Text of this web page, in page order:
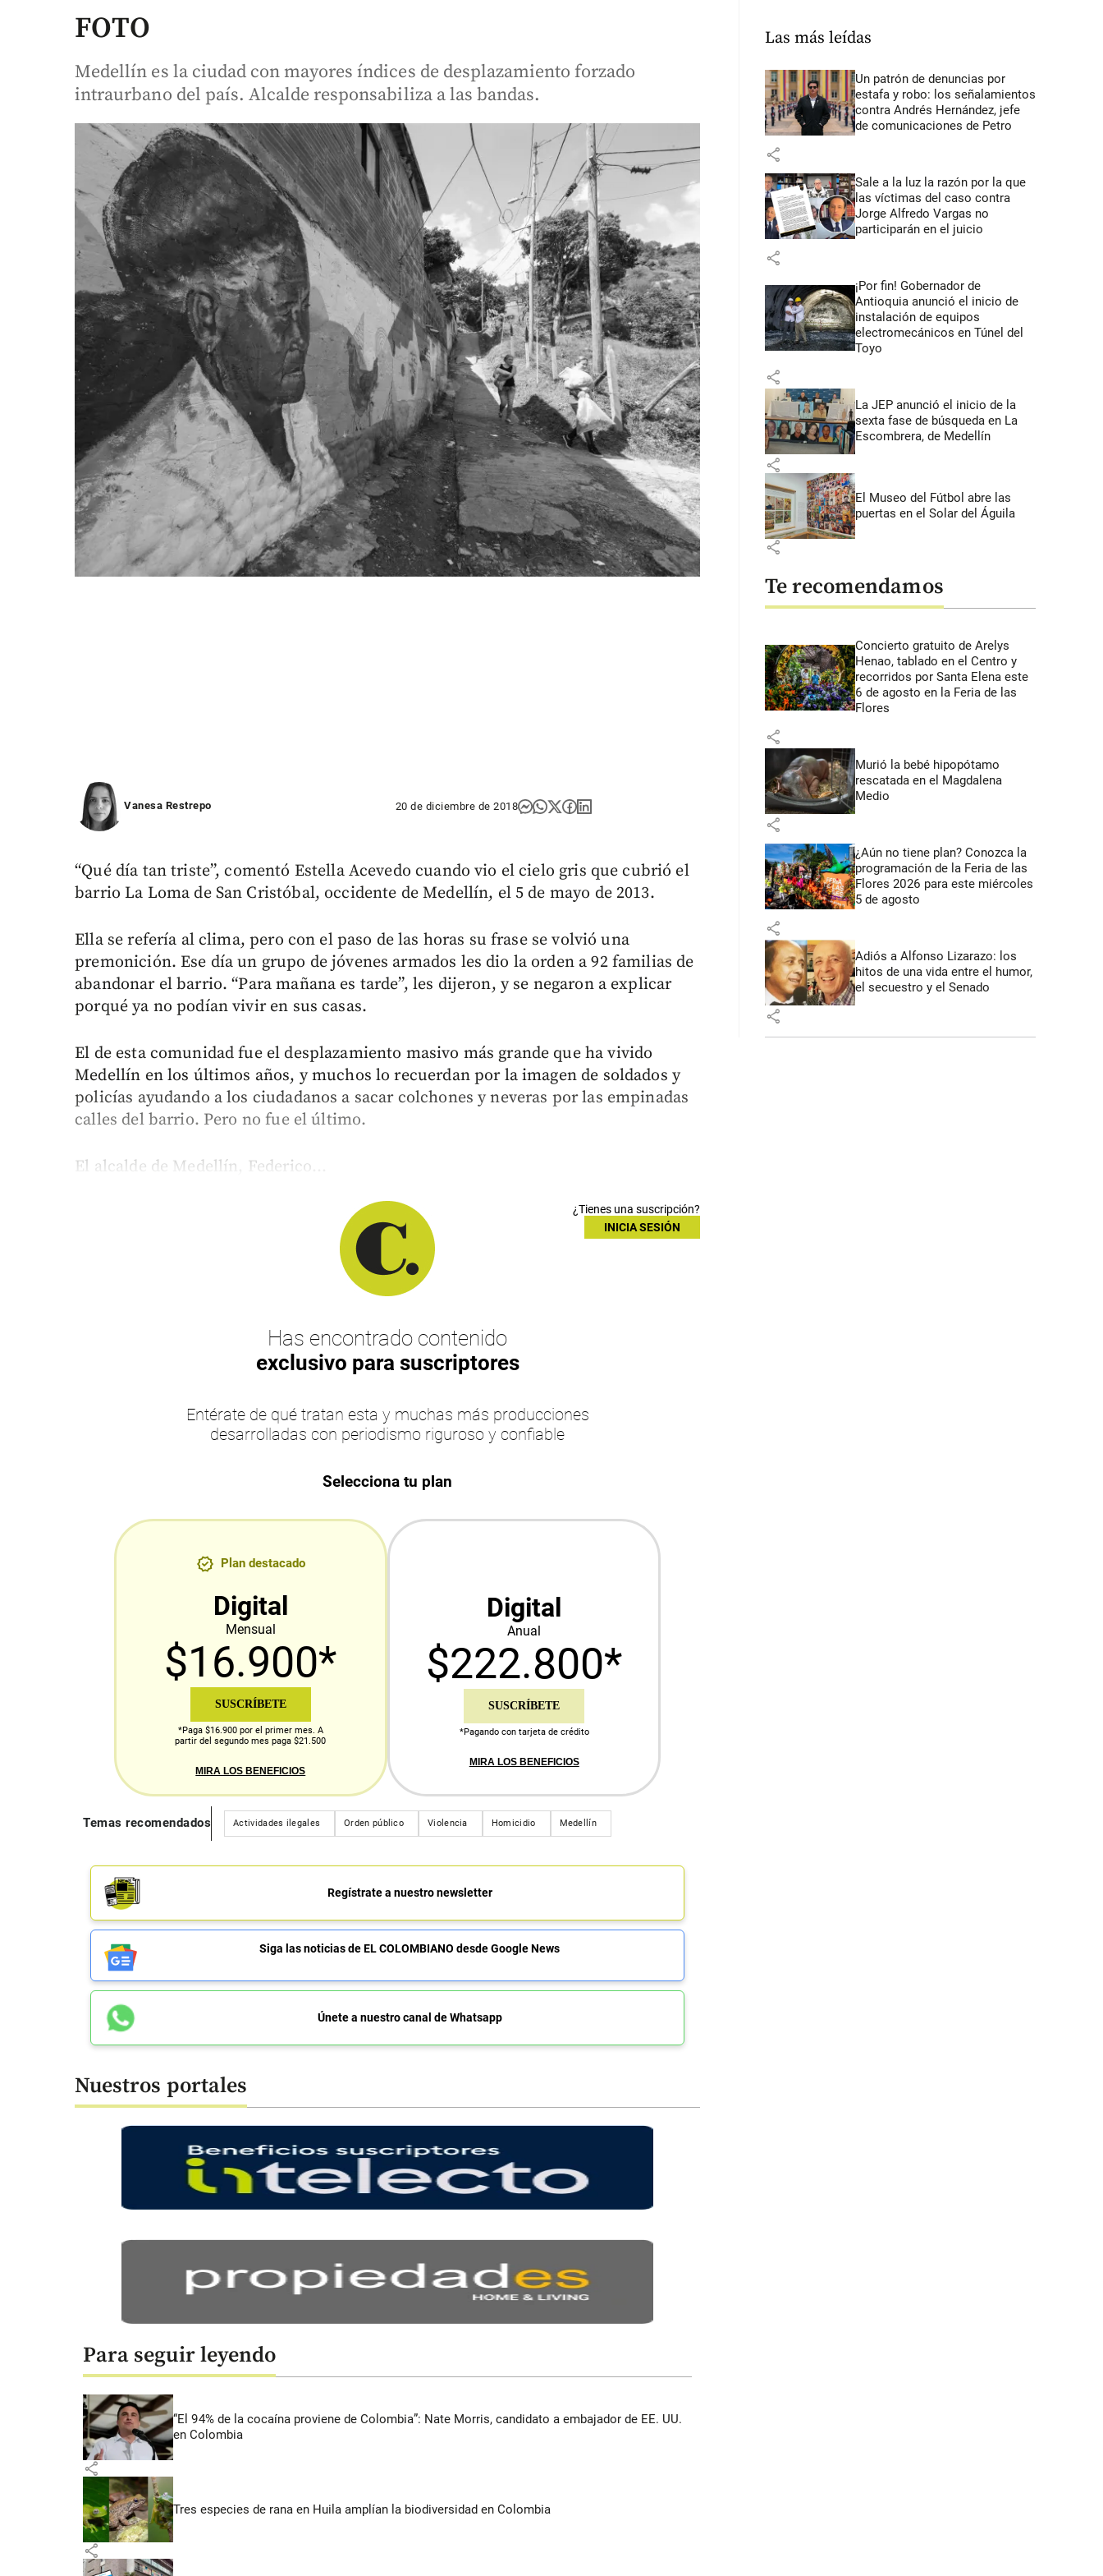
FOTO
Medellín es la ciudad con mayores índices de desplazamiento forzado
intraurbano del país. Alcalde responsabiliza a las bandas.
Vanesa Restrepo 20 de diciembre de 2018
“Qué día tan triste”, comentó Estella Acevedo cuando vio el cielo gris que cubrió el
barrio La Loma de San Cristóbal, occidente de Medellín, el 5 de mayo de 2013.
Ella se refería al clima, pero con el paso de las horas su frase se volvió una
premonición. Ese día un grupo de jóvenes armados les dio la orden a 92 familias de
abandonar el barrio. “Para mañana es tarde”, les dijeron, y se negaron a explicar
porqué ya no podían vivir en sus casas.
El de esta comunidad fue el desplazamiento masivo más grande que ha vivido
Medellín en los últimos años, y muchos lo recuerdan por la imagen de soldados y
policías ayudando a los ciudadanos a sacar colchones y neveras por las empinadas
calles del barrio. Pero no fue el último.
El alcalde de Medellín, Federico...
¿Tienes una suscripción?
INICIA SESIÓN
Has encontrado contenido
exclusivo para suscriptores
Entérate de qué tratan esta y muchas más producciones
desarrolladas con periodismo riguroso y confiable
Selecciona tu plan
Plan destacado
Digital
Mensual
$16.900*
SUSCRÍBETE
*Paga $16.900 por el primer mes. A
partir del segundo mes paga $21.500
MIRA LOS BENEFICIOS
Digital
Anual
$222.800*
SUSCRÍBETE
*Pagando con tarjeta de crédito
MIRA LOS BENEFICIOS
Temas recomendados Actividades ilegales Orden público Violencia Homicidio Medellín
Regístrate a nuestro newsletter
Siga las noticias de EL COLOMBIANO desde Google News
Únete a nuestro canal de Whatsapp
Nuestros portales
Para seguir leyendo
“El 94% de la cocaína proviene de Colombia”: Nate Morris, candidato a embajador de EE. UU.
en Colombia
share
Tres especies de rana en Huila amplían la biodiversidad en Colombia
share
Las más leídas
Un patrón de denuncias por
estafa y robo: los señalamientos
contra Andrés Hernández, jefe
de comunicaciones de Petro
share
Sale a la luz la razón por la que
las víctimas del caso contra
Jorge Alfredo Vargas no
participarán en el juicio
share
¡Por fin! Gobernador de
Antioquia anunció el inicio de
instalación de equipos
electromecánicos en Túnel del
Toyo
share
La JEP anunció el inicio de la
sexta fase de búsqueda en La
Escombrera, de Medellín
share
El Museo del Fútbol abre las
puertas en el Solar del Águila
share
Te recomendamos
Concierto gratuito de Arelys
Henao, tablado en el Centro y
recorridos por Santa Elena este
6 de agosto en la Feria de las
Flores
share
Murió la bebé hipopótamo
rescatada en el Magdalena
Medio
share
¿Aún no tiene plan? Conozca la
programación de la Feria de las
Flores 2026 para este miércoles
5 de agosto
share
Adiós a Alfonso Lizarazo: los
hitos de una vida entre el humor,
el secuestro y el Senado
share